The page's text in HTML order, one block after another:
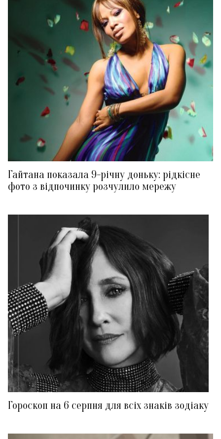
Гайтана показала 9-річну доньку: рідкісне
фото з відпочинку розчулило мережу
Гороскоп на 6 серпня для всіх знаків зодіаку